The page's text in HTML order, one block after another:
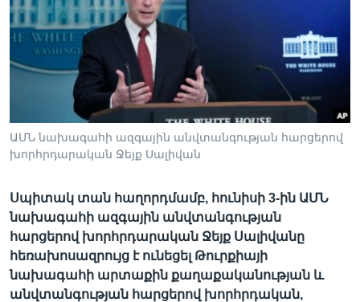
Լեզուներ
ԱՄՆ նախագահի ազգային անվտանգության հարցերով
խորհրդարական Ջեյք Սալիվան
Սպիտակ տան հաղորդմամբ, հունիսի 3-ին ԱՄՆ
նախագահի ազգային անվտանգության
հարցերով խորհրդարական Ջեյք Սալիվանը
հեռախոսազրույց է ունեցել Թուրքիայի
նախագահի արտաքին քաղաքականության և
անվտանգության հարցերով խորհրդական,